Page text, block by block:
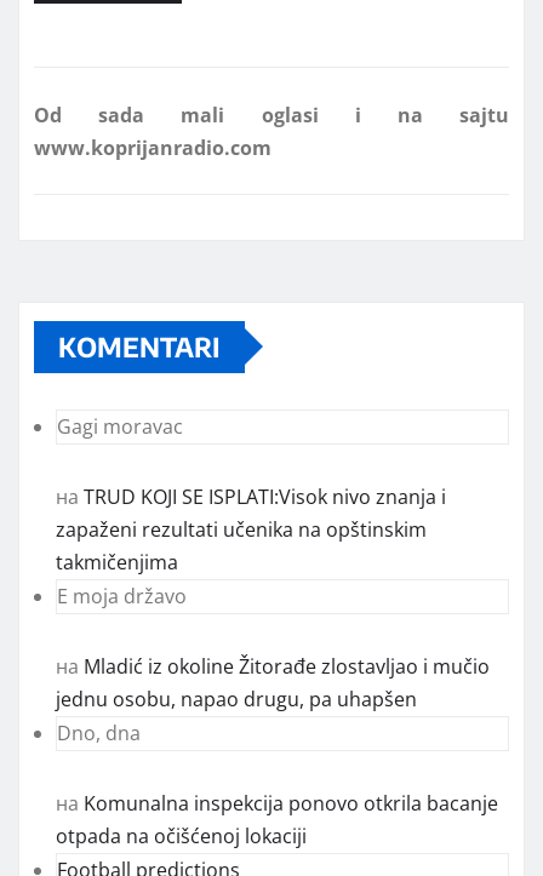
KOMENTARI
Gagi moravac
на TRUD KOJI SE ISPLATI:Visok nivo znanja i
zapaženi rezultati učenika na opštinskim
takmičenjima
E moja državo
на Mladić iz okoline Žitorađe zlostavljao i mučio
jednu osobu, napao drugu, pa uhapšen
Dno, dna
на Komunalna inspekcija ponovo otkrila bacanje
otpada na očišćenoj lokaciji
Football predictions